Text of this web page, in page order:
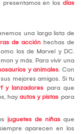
presentamos en los días
una larga lista de
de acción hechas de
los de Marvel y DC.
y más. Para vivir una
y animales. Con
mejores amigos. Si tu
y lanzadores para que
hay autos y pistas para
juguetes de niñas que
aparecen en los